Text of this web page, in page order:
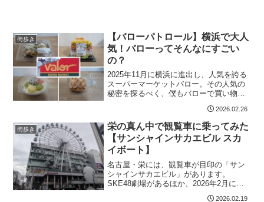
街歩き
【バローパトロール】横浜で大人
気！バローってそんなにすごい
の？
2025年11月に横浜に進出し、人気を誇る
スーパーマーケットバロー。その人気の
秘密を探るべく、僕もバローで買い物を
食品の品揃えと、惣菜やベーカリーの美
味しさが印象的でした！
2026.02.26
街歩き
栄の真ん中で観覧車に乗ってみた
【サンシャインサカエビル スカ
イボート】
名古屋・栄には、観覧車が目印の「サン
シャインサカエビル」があります。
SKE48劇場があるほか、2026年2月には
2026.02.19